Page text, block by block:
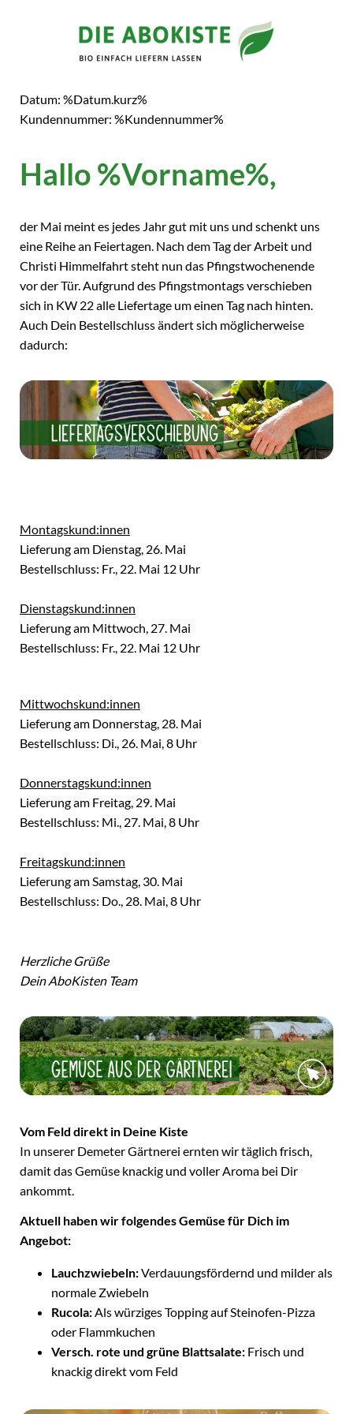
Datum: %Datum.kurz%
Kundennummer: %Kundennummer%
Hallo %Vorname%,
der Mai meint es jedes Jahr gut mit uns und schenkt uns
eine Reihe an Feiertagen. Nach dem Tag der Arbeit und
Christi Himmelfahrt steht nun das Pfingstwochenende
vor der Tür. Aufgrund des Pfingstmontags verschieben
sich in KW 22 alle Liefertage um einen Tag nach hinten.
Auch Dein Bestellschluss ändert sich möglicherweise
dadurch:
Montagskund:innen
Lieferung am Dienstag, 26. Mai
Bestellschluss: Fr., 22. Mai 12 Uhr
Dienstagskund:innen
Lieferung am Mittwoch, 27. Mai
Bestellschluss: Fr., 22. Mai 12 Uhr
Mittwochskund:innen
Lieferung am Donnerstag, 28. Mai
Bestellschluss: Di., 26. Mai, 8 Uhr
Donnerstagskund:innen
Lieferung am Freitag, 29. Mai
Bestellschluss: Mi., 27. Mai, 8 Uhr
Freitagskund:innen
Lieferung am Samstag, 30. Mai
Bestellschluss: Do., 28. Mai, 8 Uhr
Herzliche Grüße
Dein AboKisten Team
Vom Feld direkt in Deine Kiste
In unserer Demeter Gärtnerei ernten wir täglich frisch,
damit das Gemüse knackig und voller Aroma bei Dir
ankommt.
Aktuell haben wir folgendes Gemüse für Dich im
Angebot:
Lauchzwiebeln:Verdauungsfördernd und milder als
normale Zwiebeln
Rucola:Als würziges Topping auf Steinofen-Pizza
oder Flammkuchen
Versch. rote und grüne Blattsalate: Frisch und
knackig direkt vom Feld